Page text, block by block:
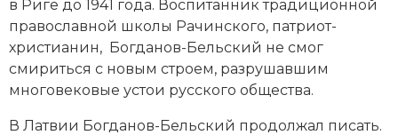
в Риге до 1941 года. Воспитанник традиционной
православной школы Рачинского, патриот-
христианин, Богданов-Бельский не смог
смириться с новым строем, разрушавшим
многовековые устои русского общества.
В Латвии Богданов-Бельский продолжал писать.